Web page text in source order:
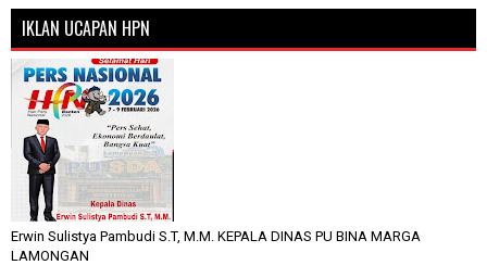
IKLAN UCAPAN HPN
Erwin Sulistya Pambudi S.T, M.M. KEPALA DINAS PU BINA MARGA
LAMONGAN